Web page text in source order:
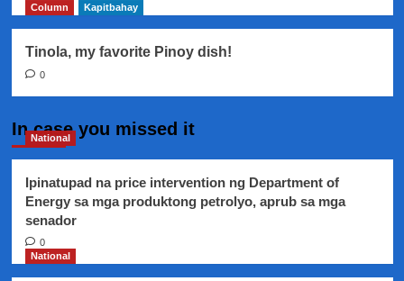
Column
Kapitbahay
Tinola, my favorite Pinoy dish!
0
In case you missed it
National
Ipinatupad na price intervention ng Department of
Energy sa mga produktong petrolyo, aprub sa mga
senador
0
National